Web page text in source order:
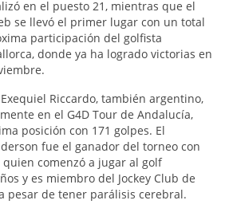
en el puesto 21, mientras que el
se llevó el primer lugar con un total
participación del golfista
donde ya ha logrado victorias en
Riccardo, también argentino,
en el G4D Tour de Andalucía,
posición con 171 golpes. El
fue el ganador del torneo con
quien comenzó a jugar al golf
y es miembro del Jockey Club de
pesar de tener parálisis cerebral.